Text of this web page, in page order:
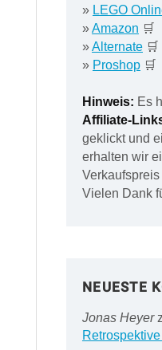
» LEGO
»Amazon 🛒
»Alternate🛒
» Proshop🛒
Hinweis: Es
Affiliate-
geklickt und
erhalten wir
Vielen Dank
NEUESTE
Jonas Heyer